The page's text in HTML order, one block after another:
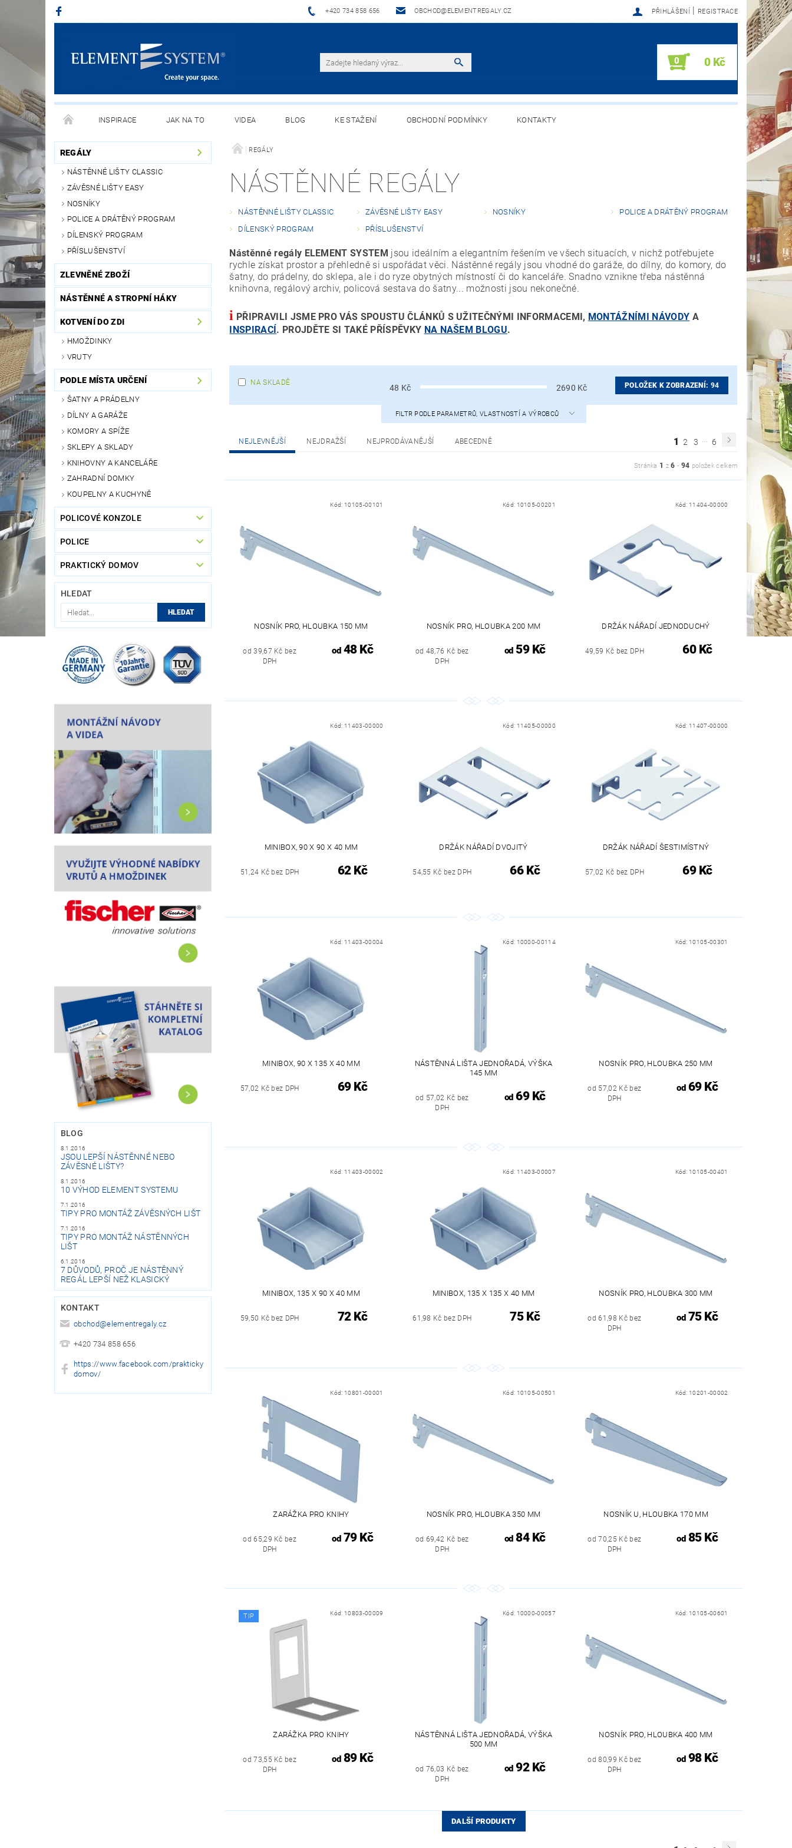
+420 734 858 656 OBCHOD@ELEMENTREGALY.CZ PŘIHLÁŠENÍ | REGISTRACE
0 0 Kč
INSPIRACE JAK NA TO VIDEA BLOG KE STAŽENÍ OBCHODNÍ PODMÍNKY KONTAKTY
REGÁLY
NÁSTĚNNÉ LIŠTY CLASSIC
ZÁVĚSNÉ LIŠTY EASY
NOSNÍKY
POLICE A DRÁTĚNÝ PROGRAM
DÍLENSKÝ PROGRAM
PŘÍSLUŠENSTVÍ
ZLEVNĚNÉ ZBOŽÍ
NÁSTĚNNÉ A STROPNÍ HÁKY
KOTVENÍ DO ZDI
HMOŽDINKY
VRUTY
PODLE MÍSTA URČENÍ
ŠATNY A PRÁDELNY
DÍLNY A GARÁŽE
KOMORY A SPÍŽE
SKLEPY A SKLADY
KNIHOVNY A KANCELÁŘE
ZAHRADNÍ DOMKY
KOUPELNY A KUCHYNĚ
POLICOVÉ KONZOLE
POLICE
PRAKTICKÝ DOMOV
HLEDAT
BLOG
8.1.2016
JSOU LEPŠÍ NÁSTĚNNÉ NEBO
ZÁVĚSNÉ LIŠTY?
8.1.2016
10 VÝHOD ELEMENT SYSTEMU
7.1.2016
TIPY PRO MONTÁŽ ZÁVĚSNÝCH LIŠT
7.1.2016
TIPY PRO MONTÁŽ NÁSTĚNNÝCH
LIŠT
6.1.2016
7 DŮVODŮ, PROČ JE NÁSTĚNNÝ
REGÁL LEPŠÍ NEŽ KLASICKÝ
KONTAKT
obchod@elementregaly.cz
+420 734 858 656
https://www.facebook.com/prakticky
domov/
REGÁLY
NÁSTĚNNÉ REGÁLY
NÁSTĚNNÉ LIŠTY CLASSIC ZÁVĚSNÉ LIŠTY EASY NOSNÍKY
POLICE A DRÁTĚNÝ PROGRAM
DÍLENSKÝ PROGRAM
PŘÍSLUŠENSTVÍ
Nástěnné regály ELEMENT SYSTEM jsou ideálním a elegantním řešením ve všech situacích, v nichž potřebujete
rychle získat prostor a přehledně si uspořádat věci. Nástěnné regály jsou vhodné do garáže, do dílny, do komory, do
šatny, do prádelny, do sklepa, ale i do ryze obytných místností či do kanceláře. Snadno vznikne třeba nástěnná
knihovna, regálový archiv, policová sestava do šatny... možnosti jsou nekonečné.
i PŘIPRAVILI JSME PRO VÁS SPOUSTU ČLÁNKŮ S UŽITEČNÝMI INFORMACEMI, MONTÁŽNÍMI NÁVODY A
INSPIRACÍ . PROJDĚTE SI TAKÉ PŘÍSPĚVKY NA NAŠEM BLOGU.
NA SKLADĚ
48 Kč 2690 Kč POLOŽEK K ZOBRAZENÍ: 94
FILTR PODLE PARAMETRŮ, VLASTNOSTÍ A VÝROBCŮ
NEJLEVNĚJŠÍ NEJDRAŽŠÍ NEJPRODÁVANĚJŠÍ ABECEDNĚ 1 2 3 ... 6
Stránka 1 z6 - 94 položek celkem
Kód: 10105-00101
NOSNÍK PRO, HLOUBKA 150 MM
od 39,67 Kč bez
DPH
od48 Kč
Kód: 10105-00201
NOSNÍK PRO, HLOUBKA 200 MM
od 48,76 Kč bez
DPH
od59 Kč
Kód: 11404-00000
DRŽÁK NÁŘADÍ JEDNODUCHÝ
49,59 Kč bez DPH 60 Kč
Kód: 11403-00000
MINIBOX, 90 X 90 X 40 MM
51,24 Kč bez DPH 62 Kč
Kód: 11405-00000
DRŽÁK NÁŘADÍ DVOJITÝ
54,55 Kč bez DPH 66 Kč
Kód: 11407-00000
DRŽÁK NÁŘADÍ ŠESTIMÍSTNÝ
57,02 Kč bez DPH 69 Kč
Kód: 11403-00004
MINIBOX, 90 X 135 X 40 MM
57,02 Kč bez DPH 69 Kč
Kód: 10000-00114
NÁSTĚNNÁ LIŠTA JEDNOŘADÁ, VÝŠKA
145 MM
od 57,02 Kč bez
DPH
od69 Kč
Kód: 10105-00301
NOSNÍK PRO, HLOUBKA 250 MM
od 57,02 Kč bez
DPH
od69 Kč
Kód: 11403-00002
MINIBOX, 135 X 90 X 40 MM
59,50 Kč bez DPH 72 Kč
Kód: 11403-00007
MINIBOX, 135 X 135 X 40 MM
61,98 Kč bez DPH 75 Kč
Kód: 10105-00401
NOSNÍK PRO, HLOUBKA 300 MM
od 61,98 Kč bez
DPH
od75 Kč
Kód: 10801-00001
ZARÁŽKA PRO KNIHY
od 65,29 Kč bez
DPH
od79 Kč
Kód: 10105-00501
NOSNÍK PRO, HLOUBKA 350 MM
od 69,42 Kč bez
DPH
od84 Kč
Kód: 10201-00002
NOSNÍK U, HLOUBKA 170 MM
od 70,25 Kč bez
DPH
od85 Kč
TIP Kód: 10803-00009
ZARÁŽKA PRO KNIHY
od 73,55 Kč bez
DPH
od89 Kč
Kód: 10000-00057
NÁSTĚNNÁ LIŠTA JEDNOŘADÁ, VÝŠKA
500 MM
od 76,03 Kč bez
DPH
od92 Kč
Kód: 10105-00601
NOSNÍK PRO, HLOUBKA 400 MM
od 80,99 Kč bez
DPH
od98 Kč
DALŠÍ PRODUKTY